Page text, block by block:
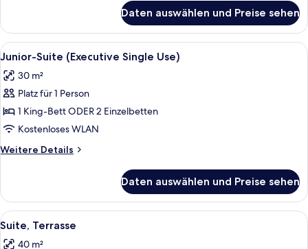
zur
Einzelnutzung
Daten auswählen und Preise sehen
Alle
Fotos
für
Junior-
Suite
(Executive
Single
Use)
Verdunkelungsvorhänge,
4
Junior-Suite (Executive Single Use)
30 m²
Platz für 1 Person
1 King-Bett ODER 2 Einzelbetten
Kostenloses WLAN
Weitere Details
Weitere
Suite
(Executive
Single
Daten auswählen und Preise sehen
Alle
Fotos
Ein modernes Schlafzimmer mit
4
Suite, Terrasse
40 m²